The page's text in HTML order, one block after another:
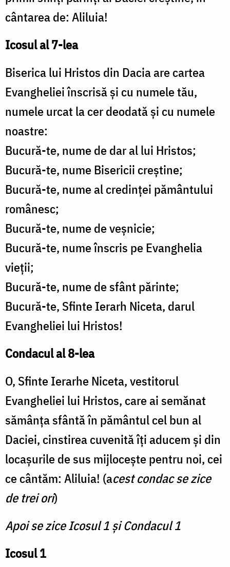
cântarea de: Aliluia!
Icosul al 7-lea
Biserica lui Hristos din Dacia are cartea
Evangheliei înscrisă şi cu numele tău,
numele urcat la cer deodată şi cu numele
noastre:
Bucură-te, nume de dar al lui Hristos;
Bucură-te, nume Bisericii creştine;
Bucură-te, nume al credinţei pământului
românesc;
Bucură-te, nume de veşnicie;
Bucură-te, nume înscris pe Evanghelia
vieţii;
Bucură-te, nume de sfânt părinte;
Bucură-te, Sfinte Ierarh Niceta, darul
Evangheliei lui Hristos!
Condacul al 8-lea
O, Sfinte Ierarhe Niceta, vestitorul
Evangheliei lui Hristos, care ai semănat
sămânţa sfântă în pământul cel bun al
Daciei, cinstirea cuvenită îţi aducem şi din
locaşurile de sus mijloceşte pentru noi, cei
ce cântăm: Aliluia! (acest condac se zice
de trei ori)
Apoi se zice Icosul 1 și Condacul 1
Icosul 1